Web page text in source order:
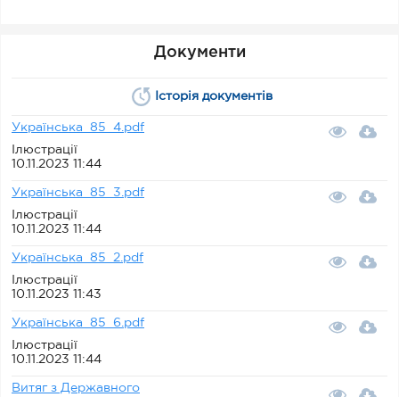
Документи
Історія документів
Українська_85_4.pdf
Ілюстрації
10.11.2023 11:44
Українська_85_3.pdf
Ілюстрації
10.11.2023 11:44
Українська_85_2.pdf
Ілюстрації
10.11.2023 11:43
Українська_85_6.pdf
Ілюстрації
10.11.2023 11:44
Витяг з Державного